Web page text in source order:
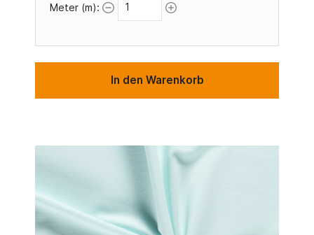
Meter (m):
In den Warenkorb